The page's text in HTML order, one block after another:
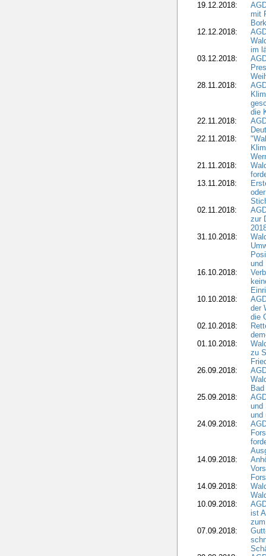
19.12.2018:
mit
12.12.2018:
im
03.12.2018:
28.11.2018:
die
22.11.2018:
22.11.2018:
21.11.2018:
13.11.2018:
02.11.2018:
zur
31.10.2018:
und
16.10.2018:
10.10.2018:
der
die
02.10.2018:
01.10.2018:
zu
26.09.2018:
25.09.2018:
und
und
24.09.2018:
14.09.2018:
14.09.2018:
10.09.2018:
ist
07.09.2018: